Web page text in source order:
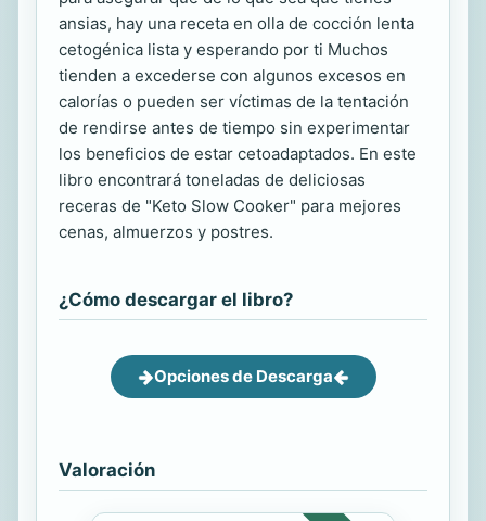
ansias, hay una receta en olla de cocción lenta
cetogénica lista y esperando por ti Muchos
tienden a excederse con algunos excesos en
calorías o pueden ser víctimas de la tentación
de rendirse antes de tiempo sin experimentar
los beneficios de estar cetoadaptados. En este
libro encontrará toneladas de deliciosas
receras de "Keto Slow Cooker" para mejores
cenas, almuerzos y postres.
¿Cómo descargar el libro?
Opciones de Descarga
Valoración